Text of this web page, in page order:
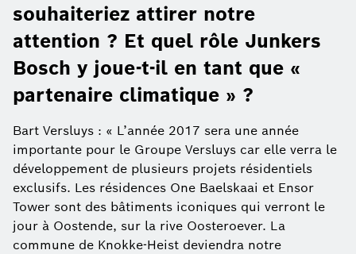
souhaiteriez attirer notre
attention ? Et quel rôle Junkers
Bosch y joue-t-il en tant que «
partenaire climatique » ?
Bart Versluys : « L’année 2017 sera une année
importante pour le Groupe Versluys car elle verra le
développement de plusieurs projets résidentiels
exclusifs. Les résidences One Baelskaai et Ensor
Tower sont des bâtiments iconiques qui verront le
jour à Oostende, sur la rive Oosteroever. La
commune de Knokke-Heist deviendra notre